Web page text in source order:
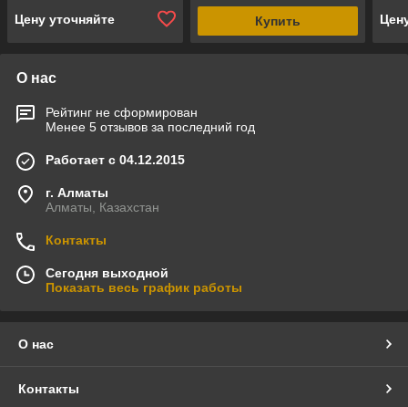
Цену уточняйте
Купить
О нас
Рейтинг не сформирован
Менее 5 отзывов за последний год
Работает с 04.12.2015
г. Алматы
Алматы, Казахстан
Контакты
Сегодня выходной
Показать весь график работы
О нас
Контакты